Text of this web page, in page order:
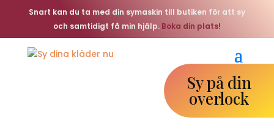
Snart kan du ta med din symaskin till butiken för att sy
och samtidigt få min hjälp. Boka din plats!
Sy på din
overlock